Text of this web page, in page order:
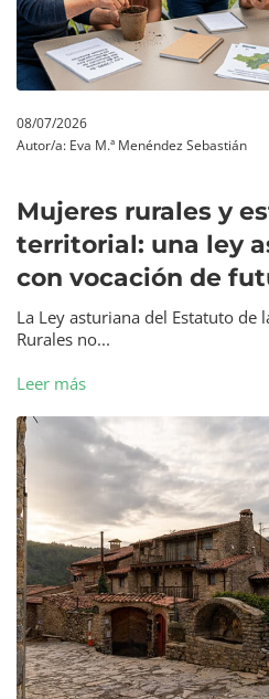
08/07/2026
Autor/a: Eva M.ª Menéndez Sebastián
Mujeres rurales y
territorial: una ley
con vocación de
La Ley asturiana del Estatuto de
Rurales no...
Leer más